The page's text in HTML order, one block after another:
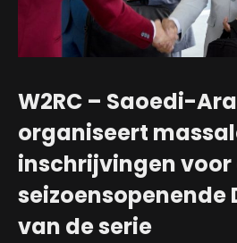
W2RC – Saoedi-
organiseert
inschrijvingen voor
seizoensopenende
van de serie